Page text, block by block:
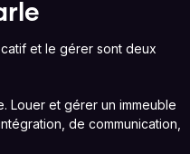
et le gérer sont deux
Louer et gérer un immeuble
de communication,